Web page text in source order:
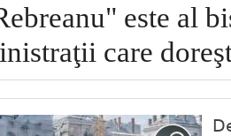
este al
care